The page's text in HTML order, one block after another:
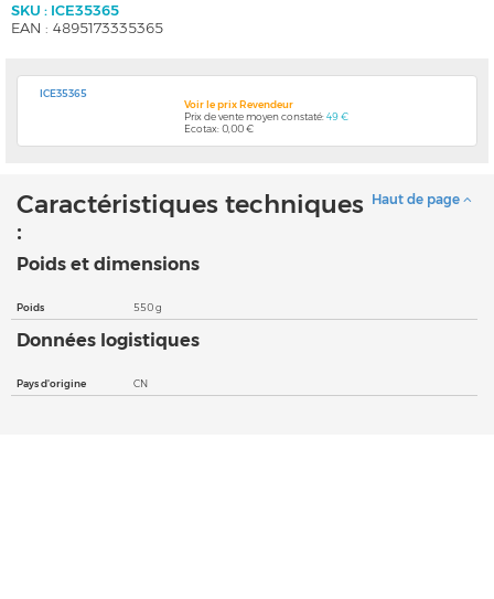
SKU : ICE35365
EAN : 4895173335365
ICE35365
Voir le prix Revendeur
Prix de vente moyen constaté:49 €
Ecotax: 0,00 €
Haut de page
Caractéristiques techniques
:
Poids et dimensions
Poids 550 g
Données logistiques
Pays d'origine CN